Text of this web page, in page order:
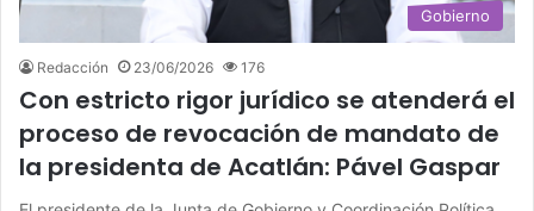
Gobierno
Redacción 23/06/2026 176
Con estricto rigor jurídico se atenderá el
proceso de revocación de mandato de
la presidenta de Acatlán: Pável Gaspar